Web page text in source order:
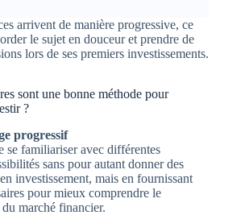
arrivent de manière progressive, ce
le sujet en douceur et prendre de
lors de ses premiers investissements.
sont une bonne méthode pour
?
progressif
se familiariser avec différentes
sans pour autant donner des
investissement, mais en fournissant
pour mieux comprendre le
marché financier.